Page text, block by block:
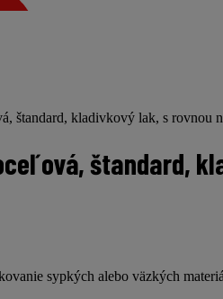
štandard, kladivkový lak, s rovnou
štandard,
sypkých alebo väzkých